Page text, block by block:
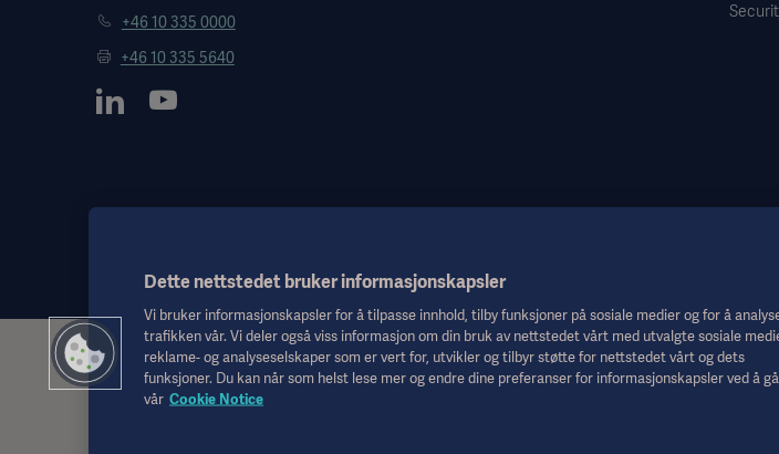
+46 10 335 0000
+46 10 335 5640
Denne informasjonen er utelukkende ment for helsepersonell eller andre fagpersoner og er bare til
rådgivning. Getinge er ikke ansvarlig for det andre parter gjør eller ikke gjør på bakgrunn av dette materialet, og
Det er ikke sikkert behandlinger, løsninger eller produkter som nevnes i materialet, er tilgjengelige eller tillatt i
Dette nettstedet bruker informasjonskapsler
Vi bruker informasjonskapsler for å tilpasse innhold, tilby funksjoner på sosiale medier og for å
trafikken vår. Vi deler også viss informasjon om din bruk av nettstedet vårt med utvalgte sosiale
reklame- og analyseselskaper som er vert for, utvikler og tilbyr støtte for nettstedet vårt og dets
funksjoner. Du kan når som helst lese mer og endre dine preferanser for informasjonskapsler ved å
vår Cookie Notice